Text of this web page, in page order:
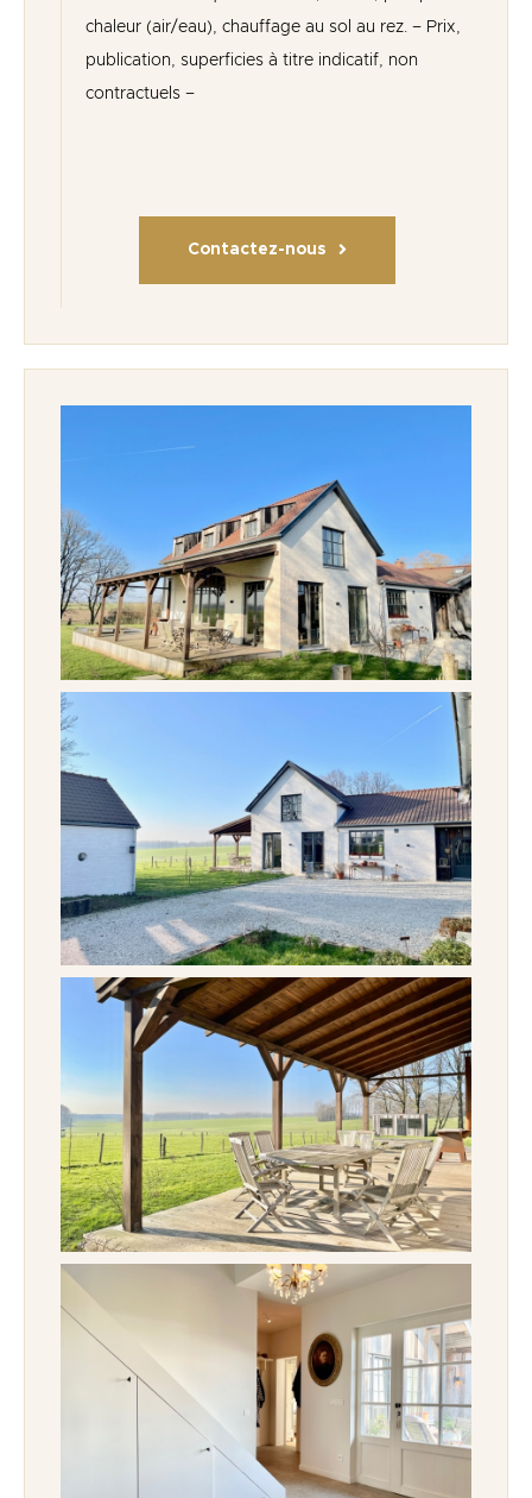
chaleur (air/eau), chauffage au sol au rez. – Prix,
publication, superficies à titre indicatif, non
contractuels –
Contactez-nous